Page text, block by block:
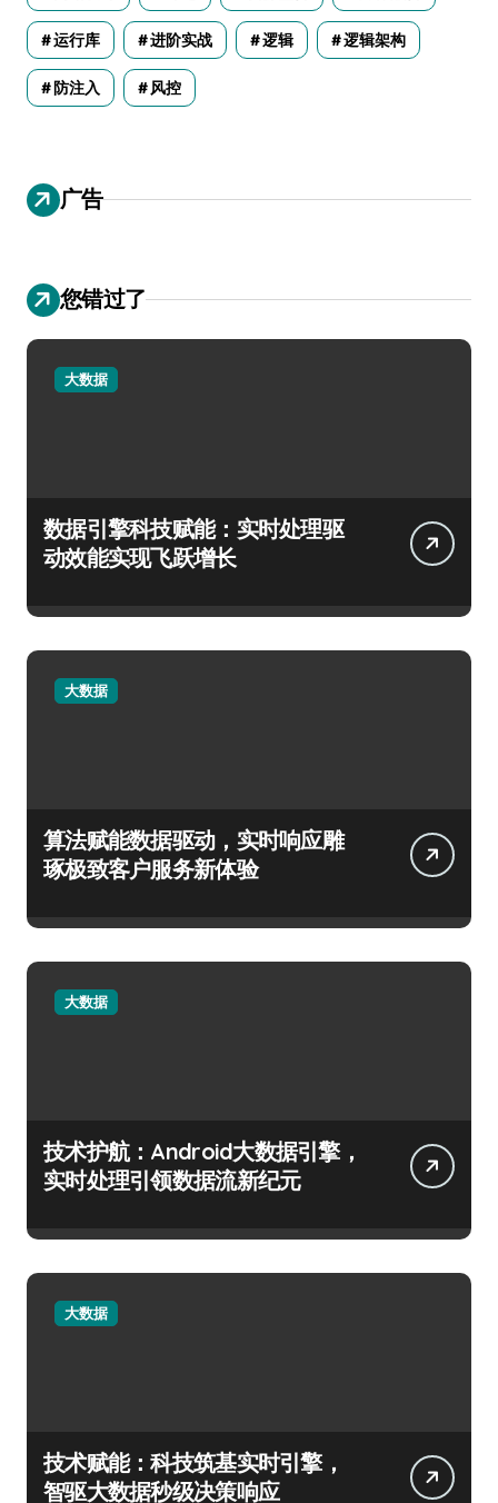
运行库 进阶实战 逻辑 逻辑架构
防注入 风控
广告
您错过了
大数据
数据引擎科技赋能：实时处理驱
动效能实现飞跃增长
大数据
算法赋能数据驱动，实时响应雕
琢极致客户服务新体验
大数据
技术护航：Android大数据引擎，
实时处理引领数据流新纪元
大数据
技术赋能：科技筑基实时引擎，
智驱大数据秒级决策响应